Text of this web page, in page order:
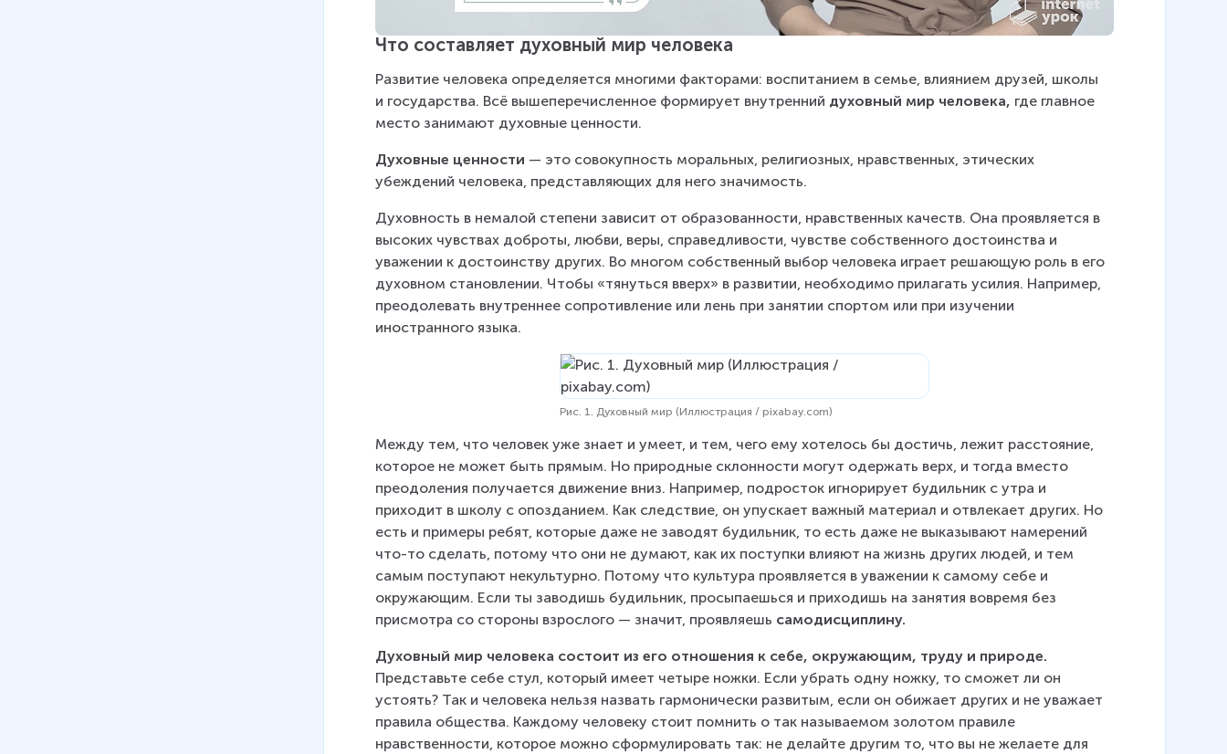
Что составляет духовный мир человека
Развитие человека определяется многими факторами: воспитанием в семье, влиянием друзей, школы
и государства. Всё вышеперечисленное формирует внутренний духовный мир человека, где главное
место занимают духовные ценности.
Духовные ценности — это совокупность моральных, религиозных, нравственных, этических
убеждений человека, представляющих для него значимость.
Духовность в немалой степени зависит от образованности, нравственных качеств. Она проявляется в
высоких чувствах доброты, любви, веры, справедливости, чувстве собственного достоинства и
уважении к достоинству других. Во многом собственный выбор человека играет решающую роль в его
духовном становлении. Чтобы «тянуться вверх» в развитии, необходимо прилагать усилия. Например,
преодолевать внутреннее сопротивление или лень при занятии спортом или при изучении
иностранного языка.
Рис. 1. Духовный мир (Иллюстрация / pixabay.com)
Между тем, что человек уже знает и умеет, и тем, чего ему хотелось бы достичь, лежит расстояние,
которое не может быть прямым. Но природные склонности могут одержать верх, и тогда вместо
преодоления получается движение вниз. Например, подросток игнорирует будильник с утра и
приходит в школу с опозданием. Как следствие, он упускает важный материал и отвлекает других. Но
есть и примеры ребят, которые даже не заводят будильник, то есть даже не выказывают намерений
что-то сделать, потому что они не думают, как их поступки влияют на жизнь других людей, и тем
самым поступают некультурно. Потому что культура проявляется в уважении к самому себе и
окружающим. Если ты заводишь будильник, просыпаешься и приходишь на занятия вовремя без
присмотра со стороны взрослого — значит, проявляешь самодисциплину.
Духовный мир человека состоит из его отношения к себе, окружающим, труду и природе.
Представьте себе стул, который имеет четыре ножки. Если убрать одну ножку, то сможет ли он
устоять? Так и человека нельзя назвать гармонически развитым, если он обижает других и не уважает
правила общества. Каждому человеку стоит помнить о так называемом золотом правиле
нравственности, которое можно сформулировать так: не делайте другим то, что вы не желаете для